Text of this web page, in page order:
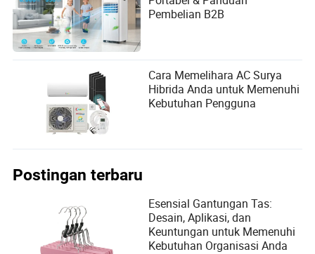
Pembelian B2B
Cara Memelihara AC Surya
Hibrida Anda untuk Memenuhi
Kebutuhan Pengguna
Postingan terbaru
Esensial Gantungan Tas:
Desain, Aplikasi, dan
Keuntungan untuk Memenuhi
Kebutuhan Organisasi Anda